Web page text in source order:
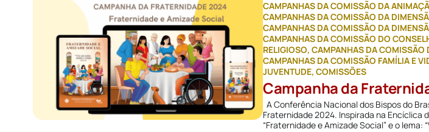
CAMPANHAS DA COMISSÃO DA
CAMPANHAS DA COMISSÃO DA
CAMPANHAS DA COMISSÃO DA
CAMPANHAS DA COMISSÃO DO
RELIGIOSO, CAMPANHAS DA COMISSÃO
CAMPANHAS DA COMISSÃO FAMÍLIA E
JUVENTUDE, COMISSÕES
Campanha da
A Conferência Nacional dos Bispos do
Fraternidade 2024. Inspirada na Encíclica
“Fraternidade e Amizade Social” e o lema: